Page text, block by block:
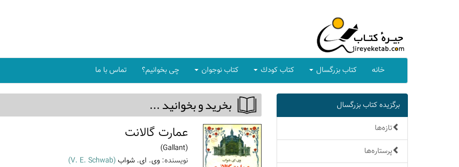
خانه كتاب بزرگسال كتاب كودك كتاب نوجوان چی بخوانیم؟ تماس با ما
برگزیده كتاب بزرگسال
تازه‌ها
پرستاره‌ها
بخريد و بخوانيد ...
عمارت گالانت
(Gallant)
نویسنده: وی. ای. شواب (V. E. Schwab)